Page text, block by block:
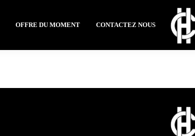
OFFRE DU MOMENT CONTACTEZ NOUS